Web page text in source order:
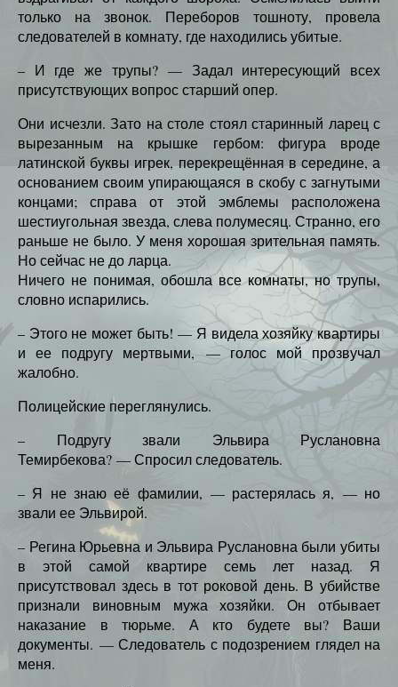
только на звонок. Переборов тошноту, провела
следователей в комнату, где находились убитые.
– И где же трупы? — Задал интересующий всех
присутствующих вопрос старший опер.
Они исчезли. Зато на столе стоял старинный ларец с
вырезанным на крышке гербом: фигура вроде
латинской буквы игрек, перекрещённая в середине, а
основанием своим упирающаяся в скобу с загнутыми
концами; справа от этой эмблемы расположена
шестиугольная звезда, слева полумесяц. Странно, его
раньше не было. У меня хорошая зрительная память.
Но сейчас не до ларца.
Ничего не понимая, обошла все комнаты, но трупы,
словно испарились.
– Этого не может быть! — Я видела хозяйку квартиры
и ее подругу мертвыми, — голос мой прозвучал
жалобно.
Полицейские переглянулись.
– Подругу звали Эльвира Руслановна
Темирбекова? — Спросил следователь.
– Я не знаю её фамилии, — растерялась я, — но
звали ее Эльвирой.
– Регина Юрьевна и Эльвира Руслановна были убиты
в этой самой квартире семь лет назад. Я
присутствовал здесь в тот роковой день. В убийстве
признали виновным мужа хозяйки. Он отбывает
наказание в тюрьме. А кто будете вы? Ваши
документы. — Следователь с подозрением глядел на
меня.